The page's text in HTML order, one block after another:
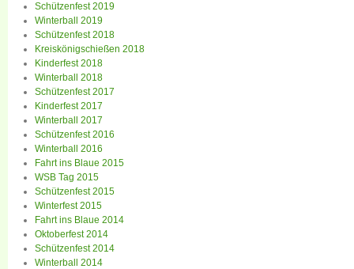
Schützenfest 2019
Winterball 2019
Schützenfest 2018
Kreiskönigschießen 2018
Kinderfest 2018
Winterball 2018
Schützenfest 2017
Kinderfest 2017
Winterball 2017
Schützenfest 2016
Winterball 2016
Fahrt ins Blaue 2015
WSB Tag 2015
Schützenfest 2015
Winterfest 2015
Fahrt ins Blaue 2014
Oktoberfest 2014
Schützenfest 2014
Winterball 2014